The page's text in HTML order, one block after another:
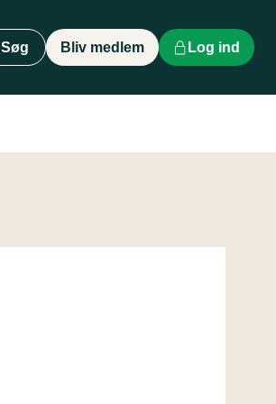
Søg Bliv medlem Log ind